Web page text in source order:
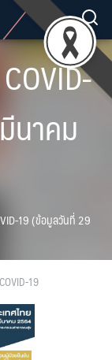
นาคม
19 (ข้อมูลวันที่ 29
19